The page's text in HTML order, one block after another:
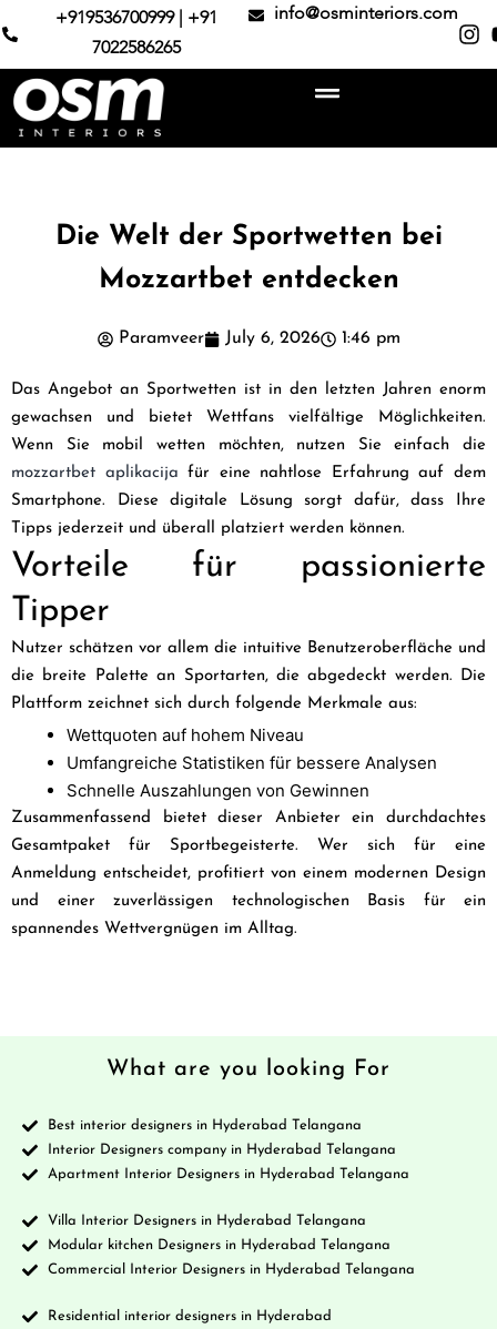
+919536700999 | +91
7022586265
info@osminteriors.com
Die Welt der Sportwetten bei
Mozzartbet entdecken
Paramveer July 6, 2026 1:46 pm
Das Angebot an Sportwetten ist in den letzten Jahren enorm
gewachsen und bietet Wettfans vielfältige Möglichkeiten.
Wenn Sie mobil wetten möchten, nutzen Sie einfach die
mozzartbet aplikacija für eine nahtlose Erfahrung auf dem
Smartphone. Diese digitale Lösung sorgt dafür, dass Ihre
Tipps jederzeit und überall platziert werden können.
Vorteile für passionierte
Tipper
Nutzer schätzen vor allem die intuitive Benutzeroberfläche und
die breite Palette an Sportarten, die abgedeckt werden. Die
Plattform zeichnet sich durch folgende Merkmale aus:
Wettquoten auf hohem Niveau
Umfangreiche Statistiken für bessere Analysen
Schnelle Auszahlungen von Gewinnen
Zusammenfassend bietet dieser Anbieter ein durchdachtes
Gesamtpaket für Sportbegeisterte. Wer sich für eine
Anmeldung entscheidet, profitiert von einem modernen Design
und einer zuverlässigen technologischen Basis für ein
spannendes Wettvergnügen im Alltag.
What are you looking For
Best interior designers in Hyderabad Telangana
Interior Designers company in Hyderabad Telangana
Apartment Interior Designers in Hyderabad Telangana
Villa Interior Designers in Hyderabad Telangana
Modular kitchen Designers in Hyderabad Telangana
Commercial Interior Designers in Hyderabad Telangana
Residential interior designers in Hyderabad